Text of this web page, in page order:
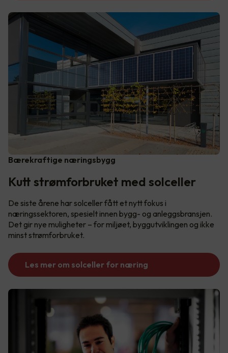
Bærekraftige næringsbygg
Kutt strømforbruket med solceller
De siste årene har solceller fått et nytt fokus i
næringssektoren, spesielt innen bygg- og anleggsbransjen.
Det gir nye muligheter – for miljøet, byggutviklingen og ikke
minst strømforbruket.
Les mer om solceller for næring